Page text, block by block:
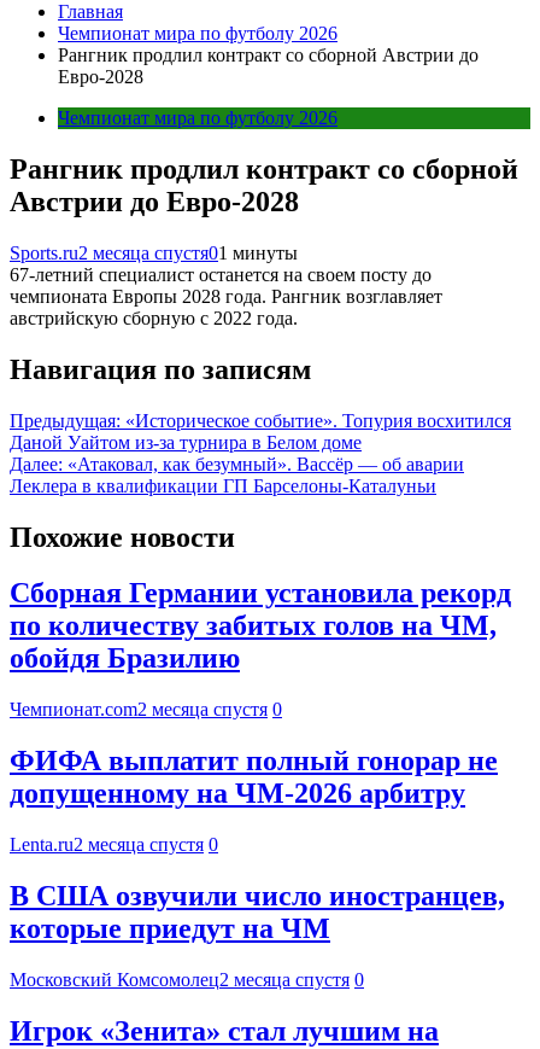
Главная
Чемпионат мира по футболу 2026
Рангник продлил контракт со сборной Австрии до
Евро-2028
Чемпионат мира по футболу 2026
Рангник продлил контракт со сборной
Австрии до Евро-2028
Sports.ru2 месяца спустя01 минуты
67-летний специалист останется на своем посту до
чемпионата Европы 2028 года. Рангник возглавляет
австрийскую сборную с 2022 года.
Навигация по записям
Предыдущая: «Историческое событие». Топурия восхитился
Даной Уайтом из-за турнира в Белом доме
Далее: «Атаковал, как безумный». Вассёр — об аварии
Леклера в квалификации ГП Барселоны-Каталуньи
Похожие новости
Сборная Германии установила рекорд
по количеству забитых голов на ЧМ,
обойдя Бразилию
Чемпионат.com2 месяца спустя 0
ФИФА выплатит полный гонорар не
допущенному на ЧМ-2026 арбитру
Lenta.ru2 месяца спустя 0
В США озвучили число иностранцев,
которые приедут на ЧМ
Московский Комсомолец2 месяца спустя 0
Игрок «Зенита» стал лучшим на